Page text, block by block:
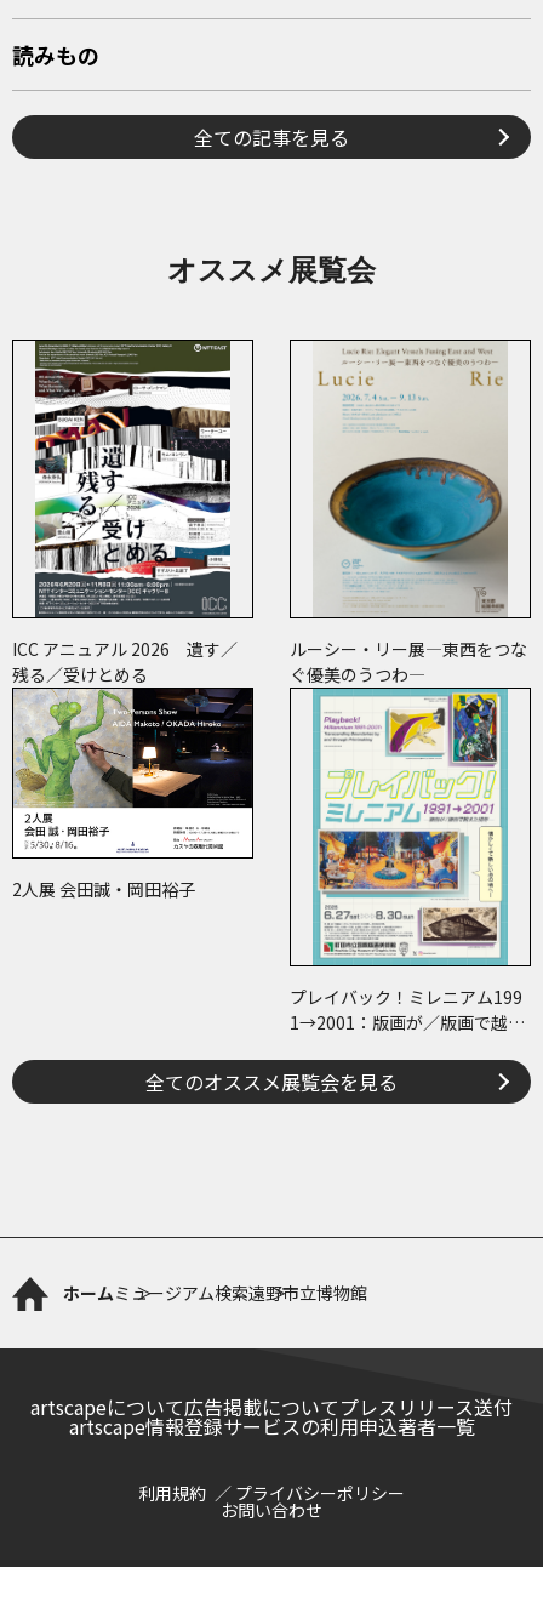
読みもの
全ての記事を見る
オススメ展覧会
ICC アニュアル 2026 遺す／
残る／受けとめる
ルーシー・リー展―東西をつな
ぐ優美のうつわ―
2人展 会田誠・岡田裕子
プレイバック！ミレニアム199
1→2001：版画が／版画で越え
全てのオススメ展覧会を見る
ホームミュージアム検索遠野市立博物館
artscapeについて広告掲載についてプレスリリース送付
artscape情報登録サービスの利用申込著者一覧
利用規約 プライバシーポリシー
お問い合わせ